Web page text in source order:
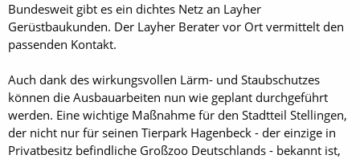
Bundesweit gibt es ein dichtes Netz an Layher
Gerüstbaukunden. Der Layher Berater vor Ort vermittelt den
passenden Kontakt.
Auch dank des wirkungsvollen Lärm- und Staubschutzes
können die Ausbauarbeiten nun wie geplant durchgeführt
werden. Eine wichtige Maßnahme für den Stadtteil Stellingen,
der nicht nur für seinen Tierpark Hagenbeck - der einzige in
Privatbesitz befindliche Großzoo Deutschlands - bekannt ist,